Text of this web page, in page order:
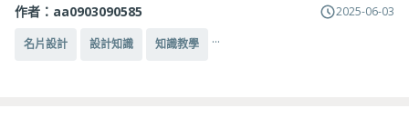
作者： aa0903090585 2025-06-03
名片設計 設計知識 知識教學 ...